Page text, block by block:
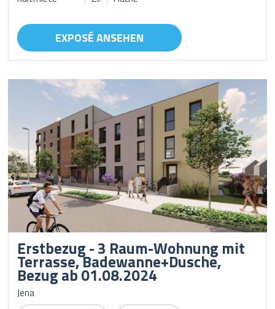
EXPOSÉ ANSEHEN
Erstbezug - 3 Raum-Wohnung mit
Terrasse, Badewanne+Dusche,
Bezug ab 01.08.2024
Jena